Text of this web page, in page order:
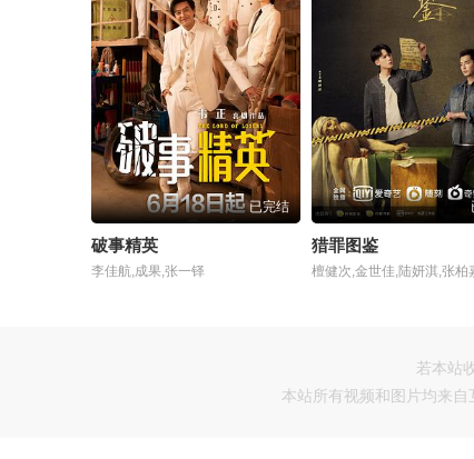
已完结
破事精英
李佳航,成果,张一铎
猎罪图鉴
若本站
本站所有视频和图片均来